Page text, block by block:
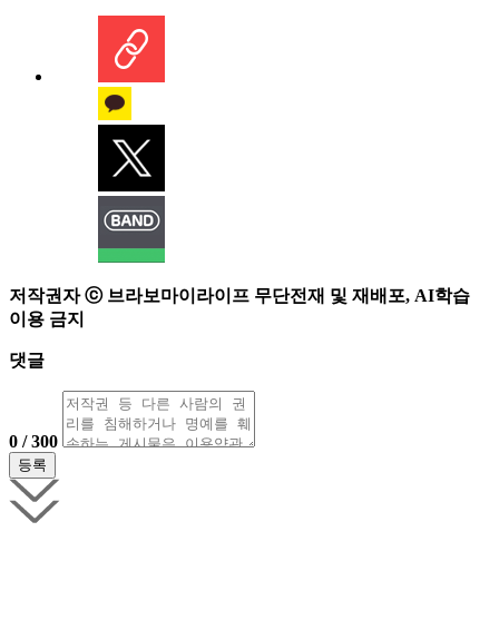
저작권자 ⓒ 브라보마이라이프 무단전재 및 재배포, AI학습
이용 금지
댓글
0 / 300